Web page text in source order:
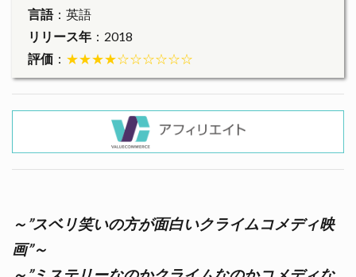
言語：英語
リリース年 ：2018
評価 ： ★★★★☆☆☆☆☆☆
～”スベリ笑いの方が面白いクライムコメディ映
画”～